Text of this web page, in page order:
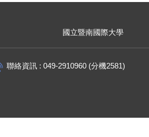
國立暨南國際大學
聯絡資訊 : 049-2910960 (分機2581)